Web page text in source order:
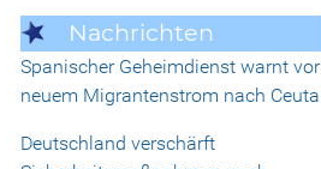
Nachrichten
Spanischer Geheimdienst warnt vor
neuem Migrantenstrom nach Ceuta
Deutschland verschärft